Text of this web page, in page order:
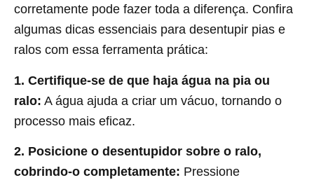
corretamente pode fazer toda a diferença. Confira
algumas dicas essenciais para desentupir pias e
ralos com essa ferramenta prática:
1. Certifique-se de que haja água na pia ou
ralo: A água ajuda a criar um vácuo, tornando o
processo mais eficaz.
2. Posicione o desentupidor sobre o ralo,
cobrindo-o completamente: Pressione